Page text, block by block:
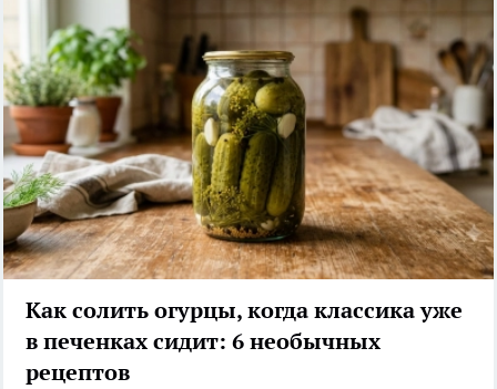
Как солить огурцы, когда классика уже
в печенках сидит: 6 необычных
рецептов